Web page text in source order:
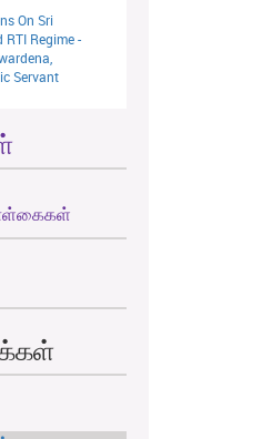
On Sri
RTI Regime -
Servant